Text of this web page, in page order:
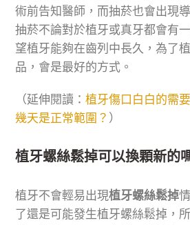
術前告知醫師，而抽菸也會出現
抽菸不論對於植牙或真牙都會有
望植牙能夠在齒列中長久，為了
品，會是最好的方式。
（延伸閱讀：植牙傷口白白的需
幾天是正常範圍？ ）
植牙螺絲鬆掉可以換顆新的
植牙不會輕易出現植牙螺絲鬆掉
了還是可能發生植牙螺絲鬆掉，